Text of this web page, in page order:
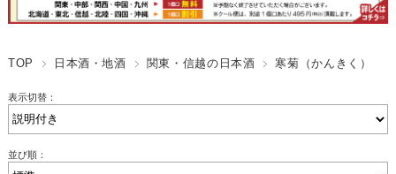
TOP 日本酒・地酒 関東・信越の日本酒 寒菊（かんきく）
表示切替：
並び順：